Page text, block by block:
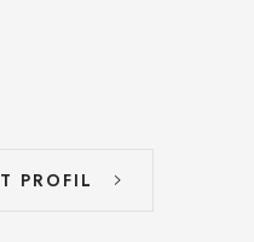
PROFIL